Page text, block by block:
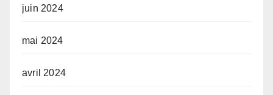
juin 2024
mai 2024
avril 2024